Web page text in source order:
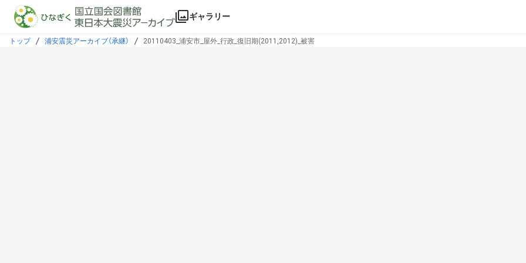
本文に飛ぶ
ギャラリー
トップ 浦安震災アーカイブ（承継） 20110403_浦安市_屋外_行政_復旧期(2011,2012)_被害